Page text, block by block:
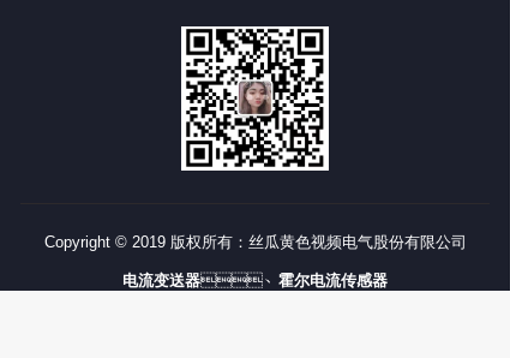
Copyright © 2019 版权所有：丝瓜黄色视频电气股份有限公司
电流变送器、 霍尔电流传感器